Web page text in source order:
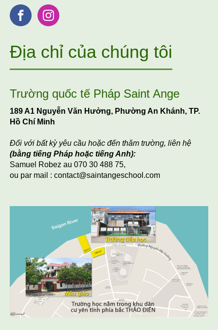
Địa chỉ của chúng tôi
Trường quốc tế Pháp Saint Ange
189 A1 Nguyễn Văn Hưởng, Phường An Khánh, TP.
Hồ Chí Minh
Đối với bất kỳ yêu cầu hoặc đến thăm trường, liên hệ
(bằng tiếng Pháp hoặc tiếng Anh):
Samuel Robez au 070 30 488 75,
ou par mail : contact@saintangeschool.com